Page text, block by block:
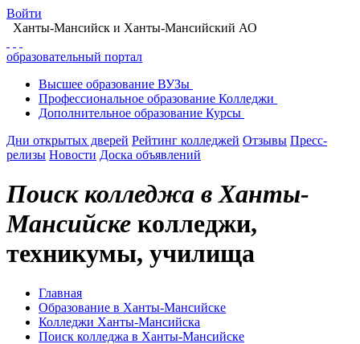
Войти
Ханты-Мансийск и Ханты-Мансийский АО
образовательный портал
Высшее образование ВУЗы
Профессиональное образование Колледжи
Дополнительное образование Курсы
Дни открытых дверей Рейтинг колледжей Отзывы Пресс-
релизы Новости Доска объявлений
Поиск колледжа в Ханты-
Мансийске колледжи,
техникумы, училища
Главная
Образование в Ханты-Мансийске
Колледжи Ханты-Мансийска
Поиск колледжа в Ханты-Мансийске